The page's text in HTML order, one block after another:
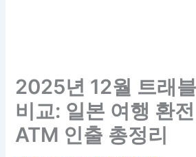
2025년 12월 트래
비교: 일본 여행 환
ATM 인출 총정리